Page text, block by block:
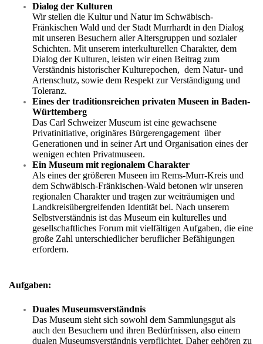
Dialog der Kulturen
Wir stellen die Kultur und Natur im Schwäbisch-
Fränkischen Wald und der Stadt Murrhardt in den Dialog
mit unseren Besuchern aller Altersgruppen und sozialer
Schichten. Mit unserem interkulturellen Charakter, dem
Dialog der Kulturen, leisten wir einen Beitrag zum
Verständnis historischer Kulturepochen, dem Natur- und
Artenschutz, sowie dem Respekt zur Verständigung und
Toleranz.
Eines der traditionsreichen privaten Museen in Baden-
Württemberg
Das Carl Schweizer Museum ist eine gewachsene
Privatinitiative, originäres Bürgerengagement über
Generationen und in seiner Art und Organisation eines der
wenigen echten Privatmuseen.
Ein Museum mit regionalem Charakter
Als eines der größeren Museen im Rems-Murr-Kreis und
dem Schwäbisch-Fränkischen-Wald betonen wir unseren
regionalen Charakter und tragen zur weiträumigen und
Landkreisübergreifenden Identität bei. Nach unserem
Selbstverständnis ist das Museum ein kulturelles und
gesellschaftliches Forum mit vielfältigen Aufgaben, die eine
große Zahl unterschiedlicher beruflicher Befähigungen
erfordern.
Aufgaben:
Duales Museumsverständnis
Das Museum sieht sich sowohl dem Sammlungsgut als
auch den Besuchern und ihren Bedürfnissen, also einem
dualen Museumsverständnis verpflichtet. Daher gehören zu